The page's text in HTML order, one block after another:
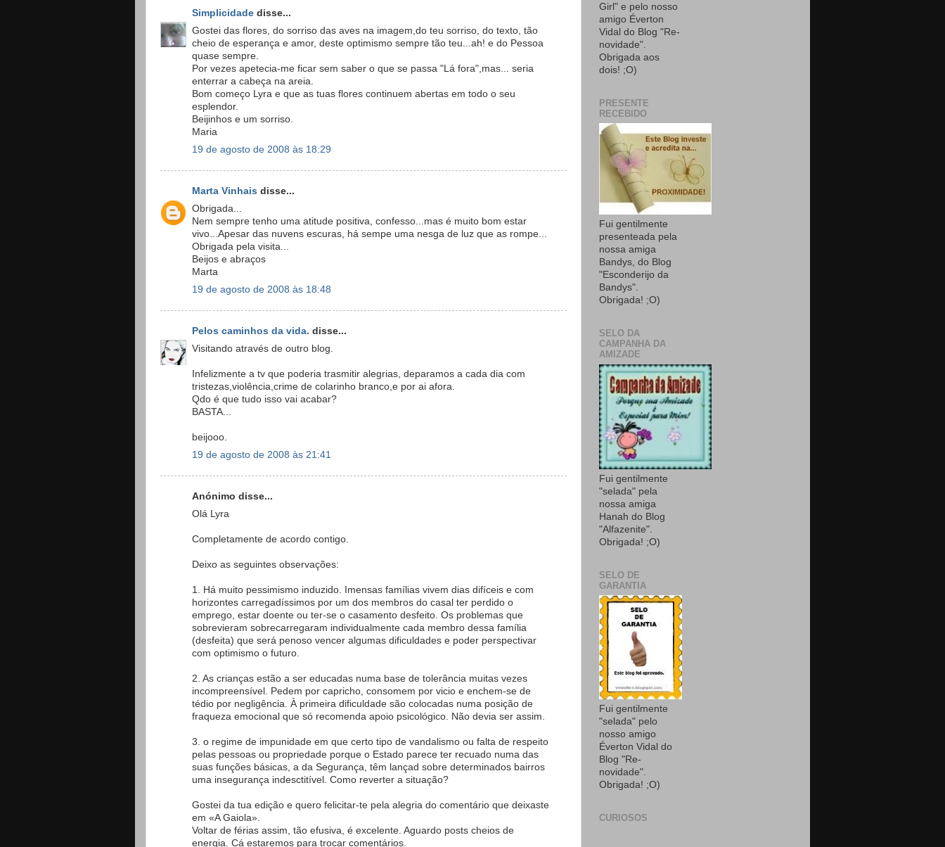
Simplicidade disse...
Gostei das flores, do sorriso das aves na imagem,do teu sorriso, do texto, tão
cheio de esperança e amor, deste optimismo sempre tão teu...ah! e do Pessoa
quase sempre.
Por vezes apetecia-me ficar sem saber o que se passa "Lá fora",mas... seria
enterrar a cabeça na areia.
Bom começo Lyra e que as tuas flores continuem abertas em todo o seu
esplendor.
Beijinhos e um sorriso.
Maria
19 de agosto de 2008 às 18:29
Marta Vinhais disse...
Obrigada...
Nem sempre tenho uma atitude positiva, confesso...mas é muito bom estar
vivo...Apesar das nuvens escuras, há sempe uma nesga de luz que as rompe...
Obrigada pela visita...
Beijos e abraços
Marta
19 de agosto de 2008 às 18:48
Pelos caminhos da vida. disse...
Visitando através de outro blog.
Infelizmente a tv que poderia trasmitir alegrias, deparamos a cada dia com
tristezas,violência,crime de colarinho branco,e por ai afora.
Qdo é que tudo isso vai acabar?
BASTA...
beijooo.
19 de agosto de 2008 às 21:41
Anónimo disse...
Olá Lyra
Completamente de acordo contigo.
Deixo as seguintes observações:
1. Há muito pessimismo induzido. Imensas famílias vivem dias difíceis e com
horizontes carregadíssimos por um dos membros do casal ter perdido o
emprego, estar doente ou ter-se o casamento desfeito. Os problemas que
sobrevieram sobrecarregaram individualmente cada membro dessa família
(desfeita) que será penoso vencer algumas dificuldades e poder perspectivar
com optimismo o futuro.
2. As crianças estão a ser educadas numa base de tolerância muitas vezes
incompreensível. Pedem por capricho, consomem por vicio e enchem-se de
tédio por negligência. À primeira dificuldade são colocadas numa posição de
fraqueza emocional que só recomenda apoio psicológico. Não devia ser assim.
3. o regime de impunidade em que certo tipo de vandalismo ou falta de respeito
pelas pessoas ou propriedade porque o Estado parece ter recuado numa das
suas funções básicas, a da Segurança, têm lançad sobre determinados bairros
uma insegurança indesctitível. Como reverter a situação?
Gostei da tua edição e quero felicitar-te pela alegria do comentário que deixaste
em «A Gaiola».
Voltar de férias assim, tão efusiva, é excelente. Aguardo posts cheios de
energia. Cá estaremos para trocar comentários.
Girl" e pelo nosso
amigo Éverton
Vidal do Blog "Re-
novidade".
Obrigada aos
dois! ;O)
PRESENTE
RECEBIDO
Fui gentilmente
presenteada pela
nossa amiga
Bandys, do Blog
"Esconderijo da
Bandys".
Obrigada! ;O)
SELO DA
CAMPANHA DA
AMIZADE
Fui gentilmente
"selada" pela
nossa amiga
Hanah do Blog
"Alfazenite".
Obrigada! ;O)
SELO DE
GARANTIA
Fui gentilmente
"selada" pelo
nosso amigo
Éverton Vidal do
Blog "Re-
novidade".
Obrigada! ;O)
CURIOSOS